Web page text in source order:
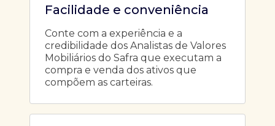
Facilidade e conveniência
Conte com a experiência e a
credibilidade dos Analistas de Valores
Mobiliários do Safra que executam a
compra e venda dos ativos que
compõem as carteiras.